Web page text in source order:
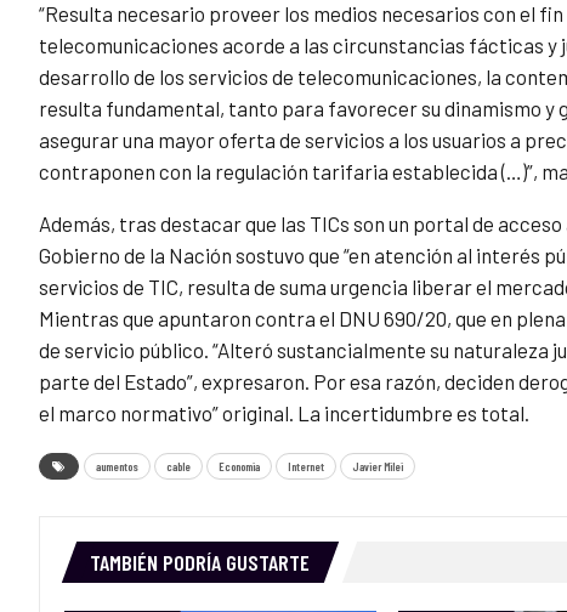
“Resulta necesario proveer los medios necesarios con el
telecomunicaciones acorde a las circunstancias fácticas
desarrollo de los servicios de telecomunicaciones, la
resulta fundamental, tanto para favorecer su dinamismo
asegurar una mayor oferta de servicios a los usuarios a
contraponen con la regulación tarifaria establecida (…)”,
Además, tras destacar que las TICs son un portal de
Gobierno de la Nación sostuvo que “en atención al interés
servicios de TIC, resulta de suma urgencia liberar el
Mientras que apuntaron contra el DNU 690/20, que en
de servicio público. “Alteró sustancialmente su naturaleza
parte del Estado”, expresaron. Por esa razón, deciden
el marco normativo” original. La incertidumbre es total.
aumentos cable Economia Internet Javier Milei
TAMBIÉN PODRÍA GUSTARTE